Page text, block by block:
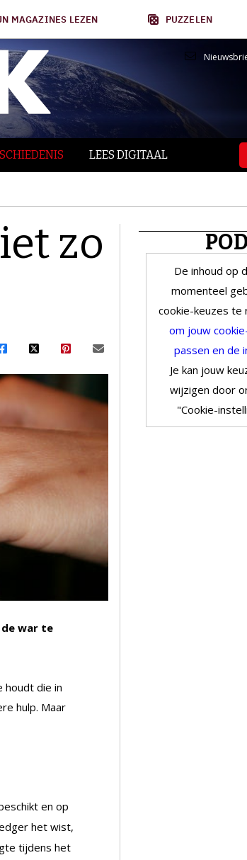
MAGAZINES LEZEN PUZZELEN
LEES DIGITAAL
zo
de war te
houdt die in
hulp. Maar
en op
het wist,
tijdens het
De inhoud op
momenteel
cookie-keuzes te
om jouw
passen en de
Je kan jouw
wijzigen door
"Cookie-